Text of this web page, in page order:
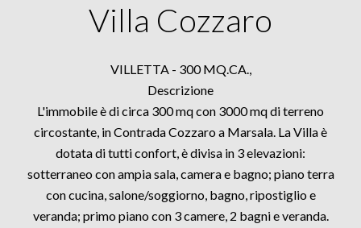
Villa Cozzaro
VILLETTA - 300 MQ.CA.,
Descrizione
L'immobile è di circa 300 mq con 3000 mq di terreno
circostante, in Contrada Cozzaro a Marsala. La Villa è
dotata di tutti confort, è divisa in 3 elevazioni:
sotterraneo con ampia sala, camera e bagno; piano terra
con cucina, salone/soggiorno, bagno, ripostiglio e
veranda; primo piano con 3 camere, 2 bagni e veranda.